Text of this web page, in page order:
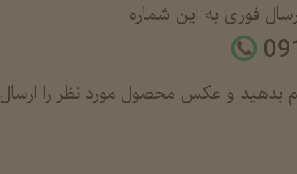
فوری به این شماره
بدهید و عکس محصول مورد نظر را ارسال